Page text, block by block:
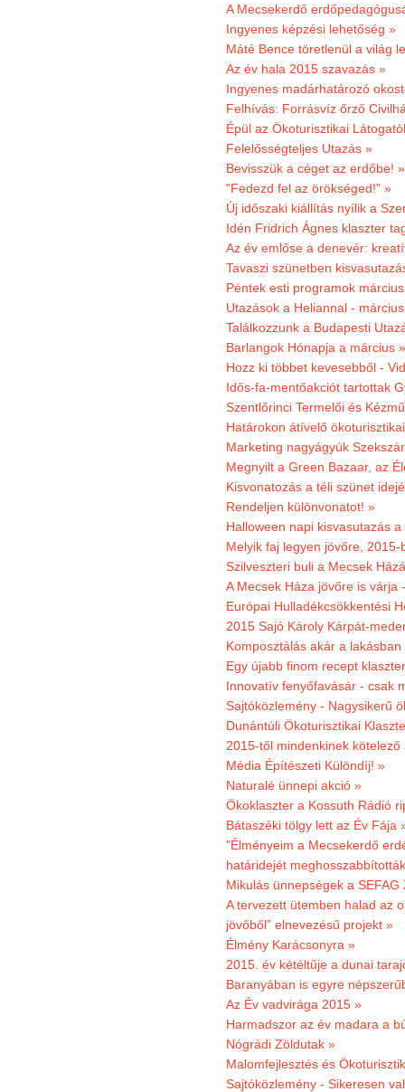
A Mecsekerdő
Ingyenes képzési lehetőség »
Máté Bence töretlenül a világ
Az év hala 2015 szavazás »
Ingyenes madárhatározó
Felhívás: Forrásvíz őrző
Épül az Ökoturisztikai
Felelősségteljes Utazás »
Bevisszük a céget az erdőbe! »
"Fedezd fel az örökséged!" »
Új időszaki kiállítás nyílik a
Idén Fridrich Ágnes klaszter
Az év emlőse a denevér:
Tavaszi szünetben
Péntek esti programok
Utazások a Heliannal -
Találkozzunk a Budapesti
Barlangok Hónapja a március »
Hozz ki többet kevesebből -
Idős-fa-mentőakciót tartottak
Szentlőrinci Termelői és
Határokon átívelő
Marketing nagyágyúk
Megnyilt a Green Bazaar, az
Kisvonatozás a téli szünet
Rendeljen különvonatot! »
Halloween napi kisvasutazás
Melyik faj legyen jövőre,
Szilveszteri buli a Mecsek
A Mecsek Háza jövőre is várja
Európai Hulladékcsökkentési
2015 Sajó Károly Kárpát-
Komposztálás akár a lakásban
Egy újabb finom recept
Innovatív fenyőfavásár - csak
Sajtóközlemény - Nagysikerű
Dunántúli Ökoturisztikai
2015-től mindenkinek
Média Építészeti Különdíj! »
Naturalé ünnepi akció »
Ökoklaszter a Kossuth Rádió
Bátaszéki tölgy lett az Év Fája
"Élményeim a Mecsekerdő
határidejét
Mikulás ünnepségek a SEFAG
A tervezett ütemben halad az
jövőből” elnevezésű projekt »
Élmény Karácsonyra »
2015. év kétéltűje a dunai
Baranyában is egyre
Az Év vadvirága 2015 »
Harmadszor az év madara a
Nógrádi Zöldutak »
Malomfejlesztés és
Sajtóközlemény - Sikeresen